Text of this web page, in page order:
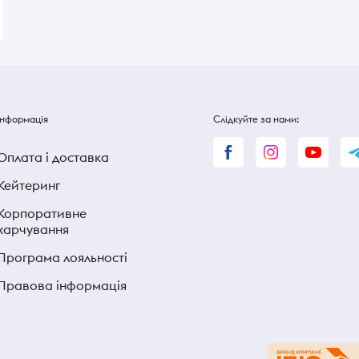
і доставка
лояльності
інформація
Слідкуйте за нами: